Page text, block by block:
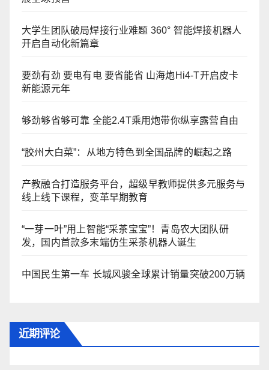
大学生团队破局焊接行业难题 360° 智能焊接机器人
开启自动化新篇章
要劲有劲 要电有电 要省能省 山海炮Hi4-T开启皮卡
新能源元年
够劲够省够可靠 全能2.4T乘用炮带你纵享露营自由
“胶州大白菜”：从地方特色到全国品牌的崛起之路
产教融合打造服务平台，超级早教师提供多元服务与
线上线下课程，变革早期教育
“一芽一叶”用上智能“采茶宝宝”！青岛农大团队研
发，国内首款多末端仿生采茶机器人诞生
中国民生第一车 长城风骏全球累计销量突破200万辆
近期评论